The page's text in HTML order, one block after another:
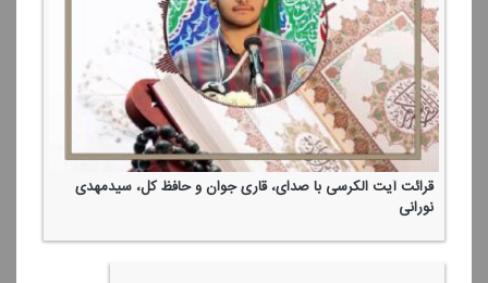
قرائت آیت الكرسی با صدای، قاری جوان و حافظ كل، سیدمهدی
نورانی